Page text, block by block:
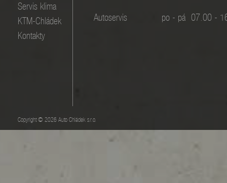
Servis klima
KTM-Chládek
Kontakty
Autoservis po - pá 07.00 -
Copyright © 2026 Auto Chládek s.r.o.